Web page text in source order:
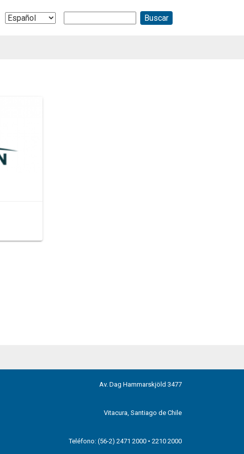
Select
your
Av. Dag Hammarskjöld 3477
Vitacura, Santiago de Chile
Teléfono: (56-2) 2471 2000 • 2210 2000